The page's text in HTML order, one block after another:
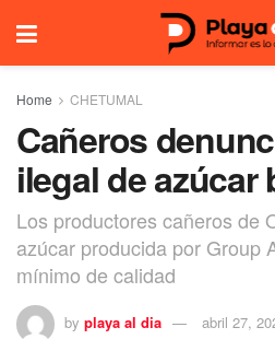
Home CHETUMAL
Cañeros
ilegal de azúcar
Los productores cañeros de
azúcar producida por Group
mínimo de calidad
by playa al dia abril 27,